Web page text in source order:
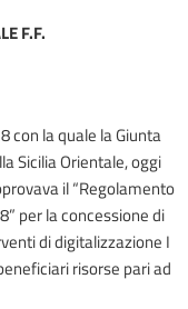
F.F.
con la quale la Giunta
Sicilia Orientale, oggi
il “Regolamento
per la concessione di
di digitalizzazione I
risorse pari ad